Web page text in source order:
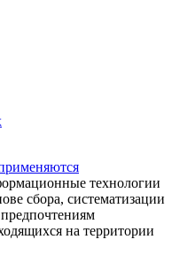
технологии
сбора, систематизации
на территории